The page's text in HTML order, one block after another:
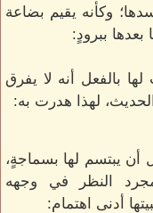
وكأنه يقيم بضاعة
ببرودٍ:
لها بالفعل أنه لا يفرق
لهذا هدرت به:
أن يبتسم لها بسماجةٍ،
النظر في وجهه
أدنى اهتمام: